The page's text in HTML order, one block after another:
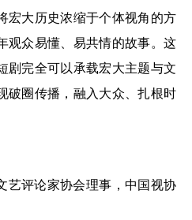
宏大历史浓缩于个体视角的方
观众易懂、易共情的故事。这
剧完全可以承载宏大主题与文
破圈传播，融入大众、扎根时
艺评论家协会理事，中国视协